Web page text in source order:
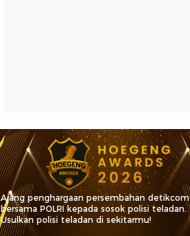
Ajang penghargaan persembahan detikcom
bersama POLRI kepada sosok polisi teladan.
Usulkan polisi teladan di sekitarmu!